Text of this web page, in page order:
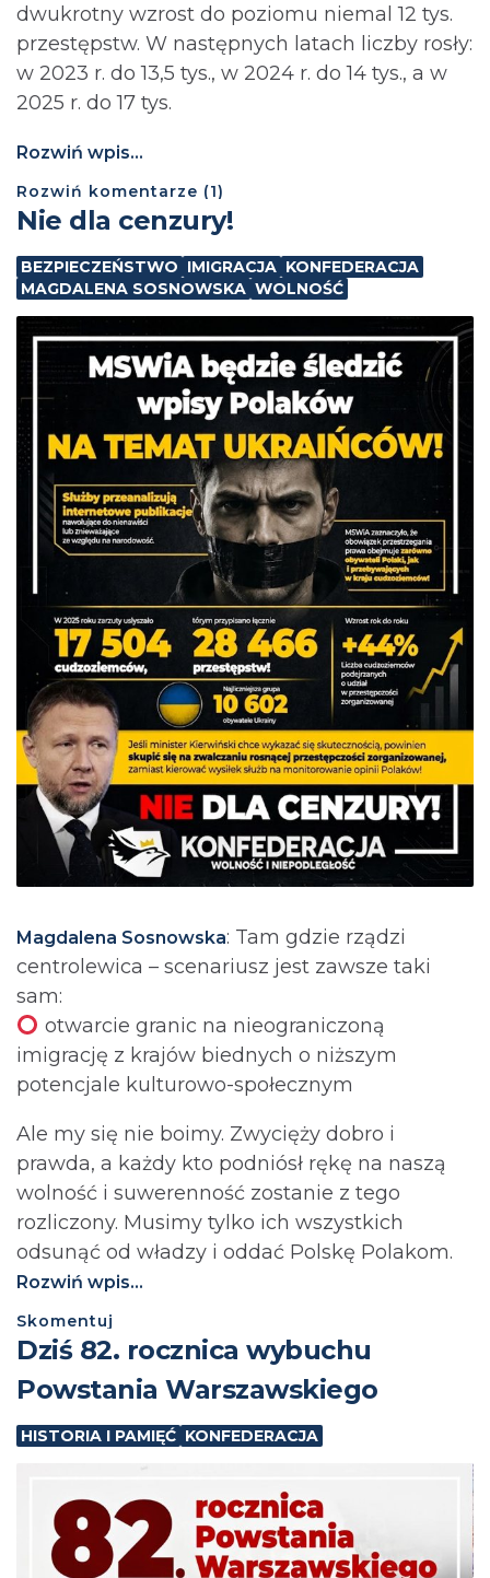
dwukrotny wzrost do poziomu niemal 12 tys.
przestępstw. W następnych latach liczby rosły:
w 2023 r. do 13,5 tys., w 2024 r. do 14 tys., a w
2025 r. do 17 tys.
Rozwiń wpis...
Rozwiń komentarze (1)
Nie dla cenzury!
BEZPIECZEŃSTWO IMIGRACJA KONFEDERACJA
MAGDALENA SOSNOWSKA WOLNOŚĆ
Magdalena Sosnowska: Tam gdzie rządzi
centrolewica – scenariusz jest zawsze taki
sam:
otwarcie granic na nieograniczoną
imigrację z krajów biednych o niższym
potencjale kulturowo-społecznym
Ale my się nie boimy. Zwycięży dobro i
prawda, a każdy kto podniósł rękę na naszą
wolność i suwerenność zostanie z tego
rozliczony. Musimy tylko ich wszystkich
odsunąć od władzy i oddać Polskę Polakom.
Rozwiń wpis...
Skomentuj
Dziś 82. rocznica wybuchu
Powstania Warszawskiego
HISTORIA I PAMIĘĆ KONFEDERACJA